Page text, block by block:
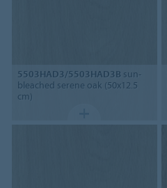
5503HAD3/5503HAD3B sun-
bleached serene oak (50x12.5
cm)